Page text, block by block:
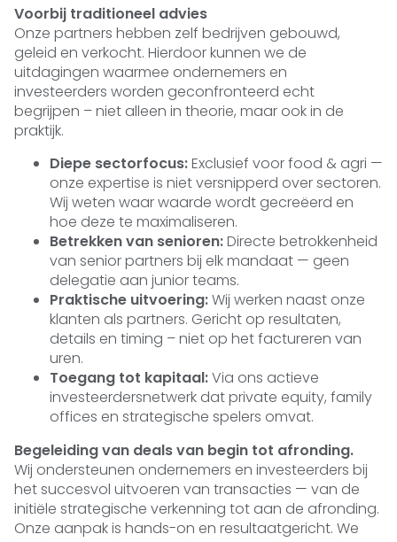
Voorbij traditioneel advies
Onze partners hebben zelf bedrijven gebouwd,
geleid en verkocht. Hierdoor kunnen we de
uitdagingen waarmee ondernemers en
investeerders worden geconfronteerd echt
begrijpen – niet alleen in theorie, maar ook in de
praktijk.
Diepe sectorfocus:Exclusief voor food & agri —
onze expertise is niet versnipperd over sectoren.
Wij weten waar waarde wordt gecreëerd en
hoe deze te maximaliseren.
Betrekken van senioren:Directe betrokkenheid
van senior partners bij elk mandaat — geen
delegatie aan junior teams.
Praktische uitvoering:Wij werken naast onze
klanten als partners. Gericht op resultaten,
details en timing – niet op het factureren van
uren.
Toegang tot kapitaal:Via ons actieve
investeerdersnetwerk dat private equity, family
offices en strategische spelers omvat.
Begeleiding van deals van begin tot afronding.
Wij ondersteunen ondernemers en investeerders bij
het succesvol uitvoeren van transacties — van de
initiële strategische verkenning tot aan de afronding.
Onze aanpak is hands-on en resultaatgericht. We